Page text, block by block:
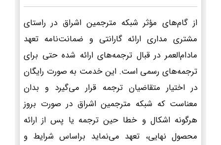
از گام‌های مؤثر شبکه مترجمین اشراق در راستای
مشتری مداری ارائه گارانتی و ضمانت‌نامه تعهد
مادام‌العمر در قبال ترجمه‌های ارائه شده حتی برای
ترجمه‌های رسمی است. این خدمت به صورت رایگان
در اختیار متقاضیان ترجمه قرار می‌گیرد و بدان
معناست که شبکه مترجمین اشراق در صورت بروز
هرگونه اشکال و خطا حین ترجمه یا پس از ارائه
محصول نهایی، تعهد می‌نماید براساس شرایط و